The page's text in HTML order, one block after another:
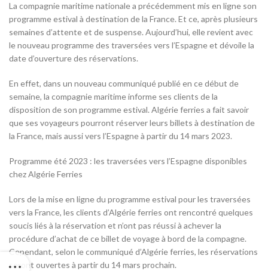
La compagnie maritime nationale a précédemment mis en ligne son
programme estival à destination de la France. Et ce, après plusieurs
semaines d’attente et de suspense. Aujourd’hui, elle revient avec
le nouveau programme des traversées vers l’Espagne et dévoile la
date d’ouverture des réservations.
En effet, dans un nouveau communiqué publié en ce début de
semaine, la compagnie maritime informe ses clients de la
disposition de son programme estival. Algérie ferries a fait savoir
que ses voyageurs pourront réserver leurs billets à destination de
la France, mais aussi vers l’Espagne à partir du 14 mars 2023.
Programme été 2023 : les traversées vers l’Espagne disponibles
chez Algérie Ferries
Lors de la mise en ligne du programme estival pour les traversées
vers la France, les clients d’Algérie ferries ont rencontré quelques
soucis liés à la réservation et n’ont pas réussi à achever la
procédure d’achat de ce billet de voyage à bord de la compagne.
Cependant, selon le communiqué d’Algérie ferries, les réservations
seront ouvertes à partir du 14 mars prochain.